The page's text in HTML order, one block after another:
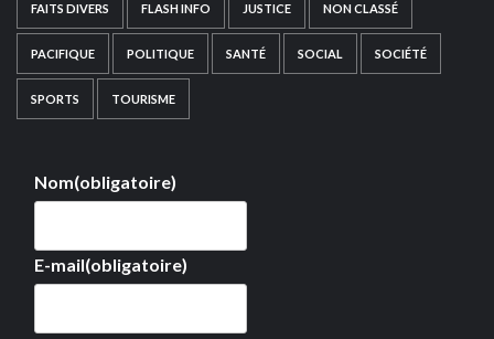
FAITS DIVERS FLASH INFO JUSTICE NON CLASSÉ
PACIFIQUE POLITIQUE SANTÉ SOCIAL SOCIÉTÉ
SPORTS TOURISME
Nom(obligatoire)
E-mail(obligatoire)